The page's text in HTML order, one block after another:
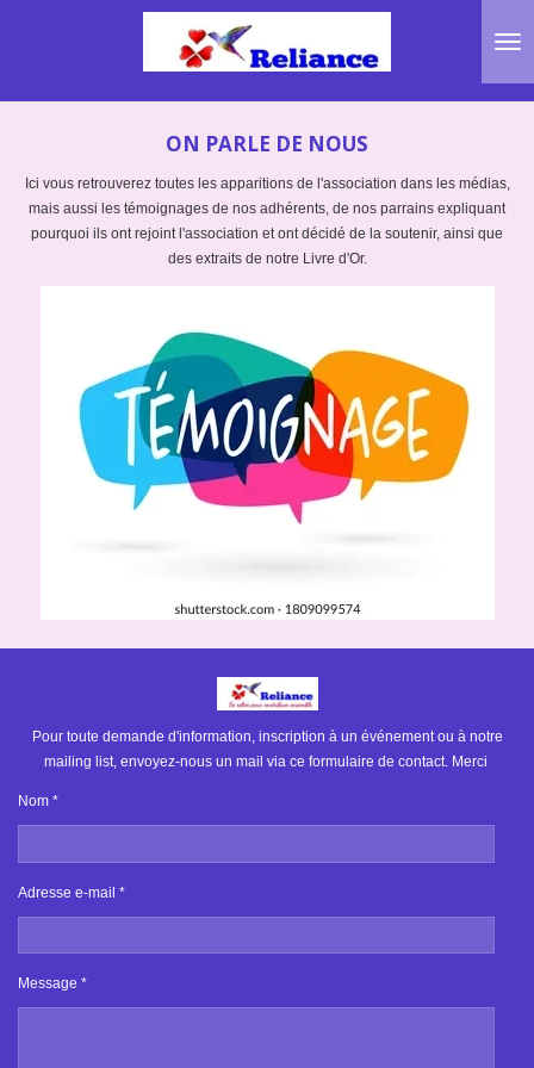
principal
ON PARLE DE NOUS
Ici vous retrouverez toutes les apparitions de l'association dans les médias,
mais aussi les témoignages de nos adhérents, de nos parrains expliquant
pourquoi ils ont rejoint l'association et ont décidé de la soutenir, ainsi que
des extraits de notre Livre d'Or.
Pour toute demande d'information, inscription à un événement ou à notre
mailing list, envoyez-nous un mail via ce formulaire de contact. Merci
Nom *
Adresse e-mail *
Message *